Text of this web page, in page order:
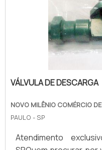
VÁLVULA DE DESCARGA
NOVO MILÊNIO COMÉRCIO
PAULO - SP
Atendimento